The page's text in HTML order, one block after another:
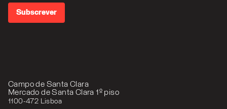
Campo de Santa Clara
Mercado de Santa Clara 1º piso
1100-472 Lisboa